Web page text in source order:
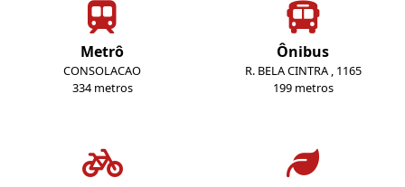
Metrô
CONSOLACAO
334 metros
Ônibus
R. BELA CINTRA , 1165
199 metros